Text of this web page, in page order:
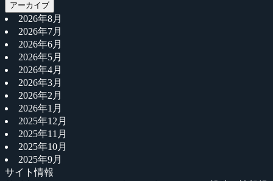
アーカイブ
2026年8月
2026年7月
2026年6月
2026年5月
2026年4月
2026年3月
2026年2月
2026年1月
2025年12月
2025年11月
2025年10月
2025年9月
サイト情報